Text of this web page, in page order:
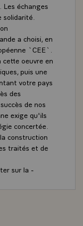
échanges
a choisi, en
`CEE`.
oeuvre en
puis une
votre pays
des
de nos
exige qu'ils
concertée.
construction
traités et de
sur la -
et technique.\
de bon
François Mitterrand,